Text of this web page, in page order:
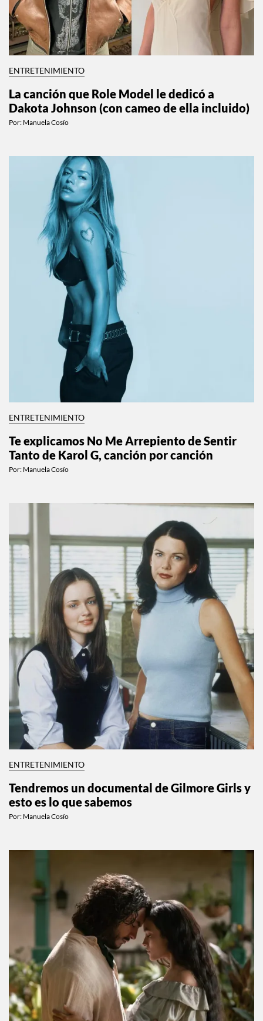
ENTRETENIMIENTO
La canción que Role Model le dedicó a
Dakota Johnson (con cameo de ella incluido)
Por: Manuela Cosío
ENTRETENIMIENTO
Te explicamos No Me Arrepiento de Sentir
Tanto de Karol G, canción por canción
Por: Manuela Cosío
ENTRETENIMIENTO
Tendremos un documental de Gilmore Girls y
esto es lo que sabemos
Por: Manuela Cosío